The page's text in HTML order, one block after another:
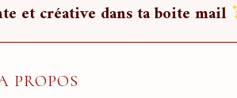
et créative dans ta boite mail
PROPOS